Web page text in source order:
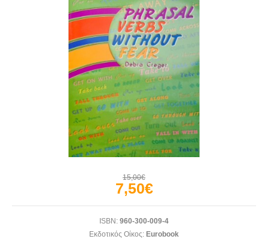
15,00€
7,50€
ISBN: 960-300-009-4
Εκδοτικός Οίκος: Eurobook